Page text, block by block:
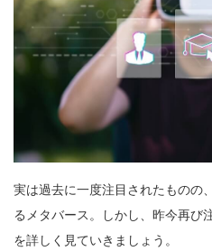
実は過去に一度注目されたものの
るメタバース。しかし、昨今再び
を詳しく見ていきましょう。